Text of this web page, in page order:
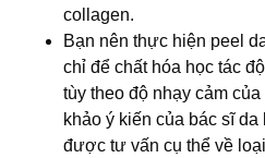
collagen.
Bạn nên thực hiện peel
chỉ để chất hóa học tác
tùy theo độ nhạy cảm
khảo ý kiến của bác sĩ
được tư vấn cụ thể về